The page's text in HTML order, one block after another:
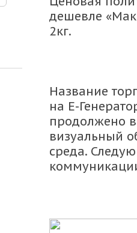
дешевле
2кг.
Название
на Е-
продолжено
визуальный
среда.